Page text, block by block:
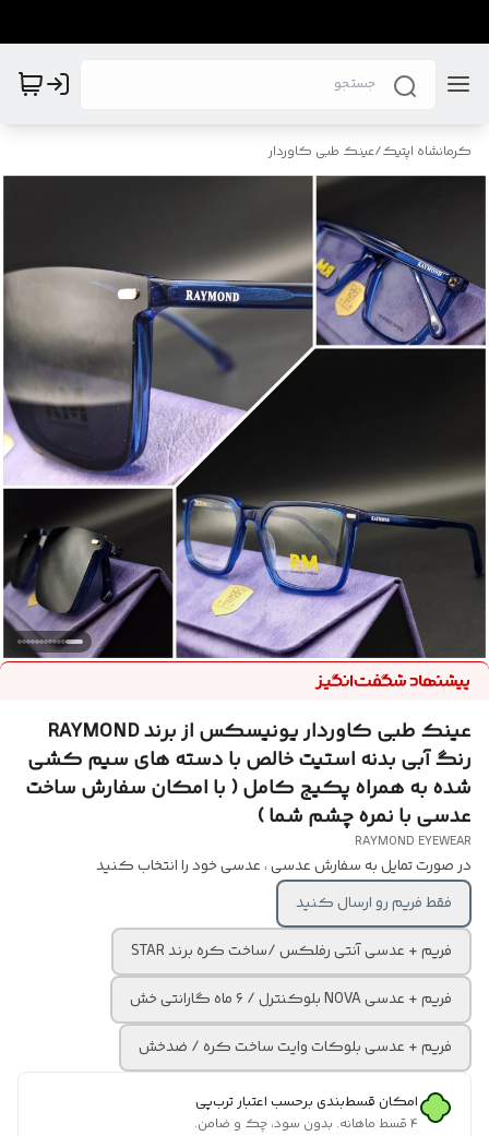
کرمانشاه اپتیک/عینک طبی کاوردار
عینک طبی کاوردار یونیسکس از برند RAYMOND
رنگ آبی بدنه استیت خالص با دسته های سیم کشی
شده به همراه پکیج کامل ( با امکان سفارش ساخت
عدسی با نمره چشم شما )
RAYMOND EYEWEAR
در صورت تمایل به سفارش عدسی ، عدسی خود را انتخاب کنید
فقط فریم رو ارسال کنید
فریم + عدسی آنتی رفلکس /ساخت کره برند STAR
فریم + عدسی NOVA بلوکنترل / ۶ ماه گارانتی خش
فریم + عدسی بلوکات وایت ساخت کره / ضدخش
امکان قسط‌بندی برحسب اعتبار ترب‌پی
۴ قسط ماهانه. بدون سود، چک و ضامن.